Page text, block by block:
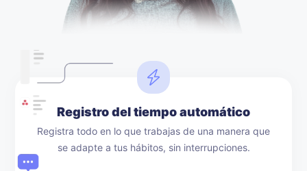
Registro del tiempo automático
Registra todo en lo que trabajas de una manera que
se adapte a tus hábitos, sin interrupciones.